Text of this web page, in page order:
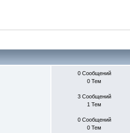
0 Сообщений
0 Тем
3 Сообщений
1 Тем
0 Сообщений
0 Тем